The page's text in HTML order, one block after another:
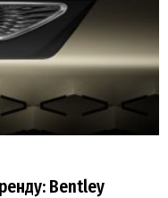
Bentley